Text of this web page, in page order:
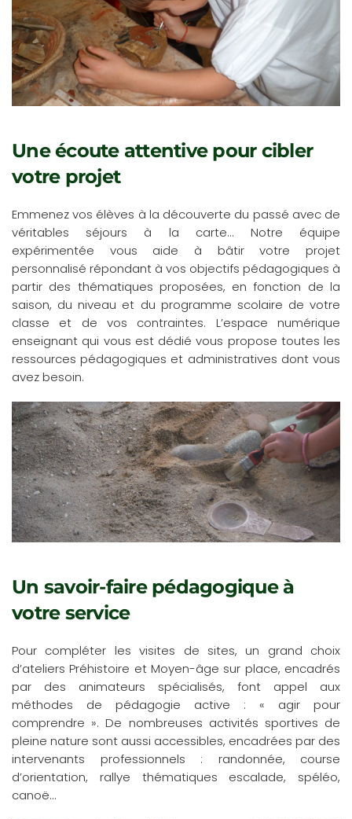
Une écoute attentive pour cibler
votre projet
Emmenez vos élèves à la découverte du passé avec de
véritables séjours à la carte... Notre équipe
expérimentée vous aide à bâtir votre projet
personnalisé répondant à vos objectifs pédagogiques à
partir des thématiques proposées, en fonction de la
saison, du niveau et du programme scolaire de votre
classe et de vos contraintes. L’espace numérique
enseignant qui vous est dédié vous propose toutes les
ressources pédagogiques et administratives dont vous
avez besoin.
Un savoir-faire pédagogique à
votre service
Pour compléter les visites de sites, un grand choix
d’ateliers Préhistoire et Moyen-âge sur place, encadrés
par des animateurs spécialisés, font appel aux
méthodes de pédagogie active : « agir pour
comprendre ». De nombreuses activités sportives de
pleine nature sont aussi accessibles, encadrées par des
intervenants professionnels : randonnée, course
d’orientation, rallye thématiques escalade, spéléo,
canoë…